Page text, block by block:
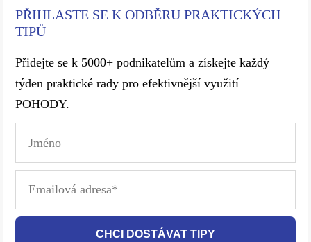
PŘIHLASTE SE K ODBĚRU PRAKTICKÝCH
TIPŮ
Přidejte se k 5000+ podnikatelům a získejte každý
týden praktické rady pro efektivnější využití
POHODY.
CHCI DOSTÁVAT TIPY